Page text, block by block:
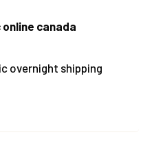
canada
overnight shipping